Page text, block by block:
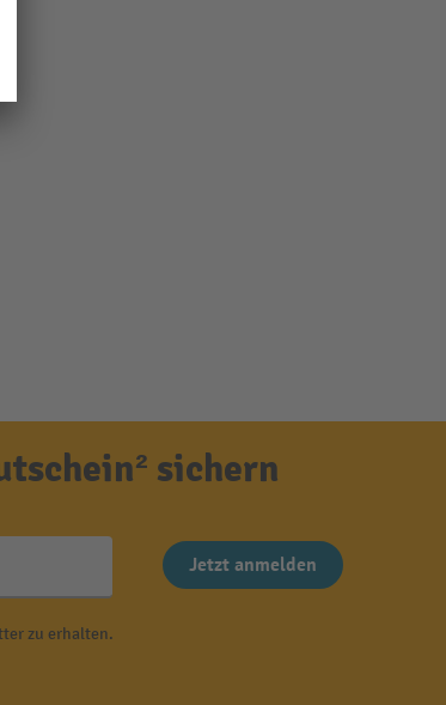
sichern
Jetzt anmelden
zu erhalten.